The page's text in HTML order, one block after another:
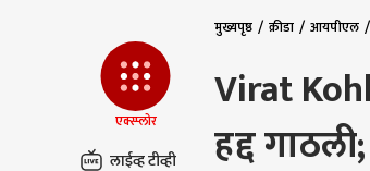
कोल्हापूर
नवी मुंबई
अमरावती
अकोला
टेलिव्हिजन
एक्स्प्लोर
लाईव्ह टीव्ही
मुख्यपृष्ठ क्रीडा आयपीएल
Virat
हद्द